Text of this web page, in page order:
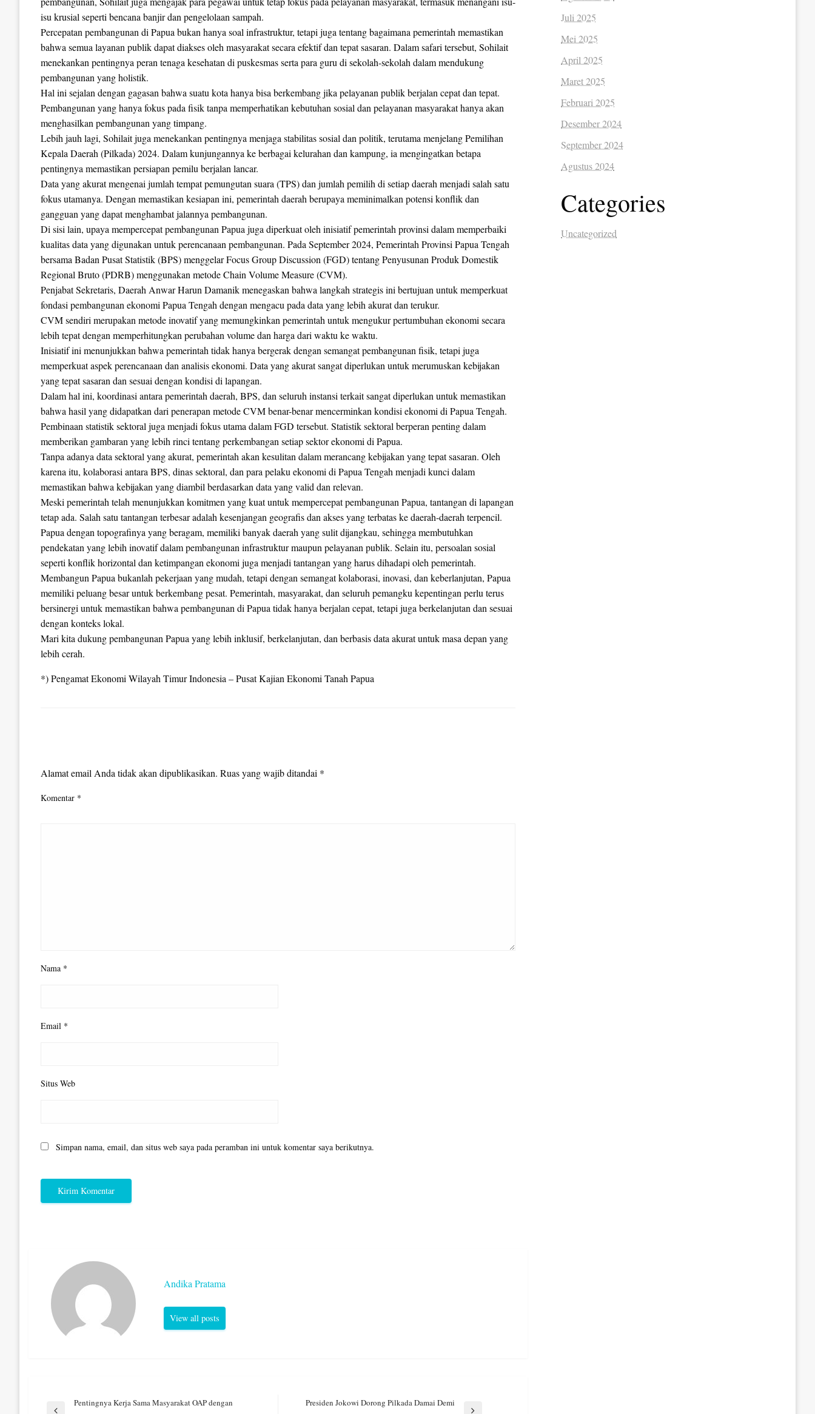
isu krusial seperti bencana banjir dan pengelolaan sampah.
Percepatan pembangunan di Papua bukan hanya soal infrastruktur, tetapi juga tentang bagaimana pemerintah memastikan
bahwa semua layanan publik dapat diakses oleh masyarakat secara efektif dan tepat sasaran. Dalam safari tersebut, Sohilait
menekankan pentingnya peran tenaga kesehatan di puskesmas serta para guru di sekolah-sekolah dalam mendukung
pembangunan yang holistik.
Hal ini sejalan dengan gagasan bahwa suatu kota hanya bisa berkembang jika pelayanan publik berjalan cepat dan tepat.
Pembangunan yang hanya fokus pada fisik tanpa memperhatikan kebutuhan sosial dan pelayanan masyarakat hanya akan
menghasilkan pembangunan yang timpang.
Lebih jauh lagi, Sohilait juga menekankan pentingnya menjaga stabilitas sosial dan politik, terutama menjelang Pemilihan
Kepala Daerah (Pilkada) 2024. Dalam kunjungannya ke berbagai kelurahan dan kampung, ia mengingatkan betapa
pentingnya memastikan persiapan pemilu berjalan lancar.
Data yang akurat mengenai jumlah tempat pemungutan suara (TPS) dan jumlah pemilih di setiap daerah menjadi salah satu
fokus utamanya. Dengan memastikan kesiapan ini, pemerintah daerah berupaya meminimalkan potensi konflik dan
gangguan yang dapat menghambat jalannya pembangunan.
Di sisi lain, upaya mempercepat pembangunan Papua juga diperkuat oleh inisiatif pemerintah provinsi dalam memperbaiki
kualitas data yang digunakan untuk perencanaan pembangunan. Pada September 2024, Pemerintah Provinsi Papua Tengah
bersama Badan Pusat Statistik (BPS) menggelar Focus Group Discussion (FGD) tentang Penyusunan Produk Domestik
Regional Bruto (PDRB) menggunakan metode Chain Volume Measure (CVM).
Penjabat Sekretaris, Daerah Anwar Harun Damanik menegaskan bahwa langkah strategis ini bertujuan untuk memperkuat
fondasi pembangunan ekonomi Papua Tengah dengan mengacu pada data yang lebih akurat dan terukur.
CVM sendiri merupakan metode inovatif yang memungkinkan pemerintah untuk mengukur pertumbuhan ekonomi secara
lebih tepat dengan memperhitungkan perubahan volume dan harga dari waktu ke waktu.
Inisiatif ini menunjukkan bahwa pemerintah tidak hanya bergerak dengan semangat pembangunan fisik, tetapi juga
memperkuat aspek perencanaan dan analisis ekonomi. Data yang akurat sangat diperlukan untuk merumuskan kebijakan
yang tepat sasaran dan sesuai dengan kondisi di lapangan.
Dalam hal ini, koordinasi antara pemerintah daerah, BPS, dan seluruh instansi terkait sangat diperlukan untuk memastikan
bahwa hasil yang didapatkan dari penerapan metode CVM benar-benar mencerminkan kondisi ekonomi di Papua Tengah.
Pembinaan statistik sektoral juga menjadi fokus utama dalam FGD tersebut. Statistik sektoral berperan penting dalam
memberikan gambaran yang lebih rinci tentang perkembangan setiap sektor ekonomi di Papua.
Tanpa adanya data sektoral yang akurat, pemerintah akan kesulitan dalam merancang kebijakan yang tepat sasaran. Oleh
karena itu, kolaborasi antara BPS, dinas sektoral, dan para pelaku ekonomi di Papua Tengah menjadi kunci dalam
memastikan bahwa kebijakan yang diambil berdasarkan data yang valid dan relevan.
Meski pemerintah telah menunjukkan komitmen yang kuat untuk mempercepat pembangunan Papua, tantangan di lapangan
tetap ada. Salah satu tantangan terbesar adalah kesenjangan geografis dan akses yang terbatas ke daerah-daerah terpencil.
Papua dengan topografinya yang beragam, memiliki banyak daerah yang sulit dijangkau, sehingga membutuhkan
pendekatan yang lebih inovatif dalam pembangunan infrastruktur maupun pelayanan publik. Selain itu, persoalan sosial
seperti konflik horizontal dan ketimpangan ekonomi juga menjadi tantangan yang harus dihadapi oleh pemerintah.
Membangun Papua bukanlah pekerjaan yang mudah, tetapi dengan semangat kolaborasi, inovasi, dan keberlanjutan, Papua
memiliki peluang besar untuk berkembang pesat. Pemerintah, masyarakat, dan seluruh pemangku kepentingan perlu terus
bersinergi untuk memastikan bahwa pembangunan di Papua tidak hanya berjalan cepat, tetapi juga berkelanjutan dan sesuai
dengan konteks lokal.
Mari kita dukung pembangunan Papua yang lebih inklusif, berkelanjutan, dan berbasis data akurat untuk masa depan yang
lebih cerah.
*) Pengamat Ekonomi Wilayah Timur Indonesia – Pusat Kajian Ekonomi Tanah Papua
Alamat email Anda tidak akan dipublikasikan. Ruas yang wajib ditandai *
Komentar *
Nama *
Email *
Situs Web
Simpan nama, email, dan situs web saya pada peramban ini untuk komentar saya berikutnya.
Andika Pratama
View all posts
Pentingnya Kerja Sama Masyarakat OAP dengan
Presiden Jokowi Dorong Pilkada Damai Demi
Juli 2025
Mei 2025
April 2025
Maret 2025
Februari 2025
Desember 2024
September 2024
Agustus 2024
Categories
Uncategorized